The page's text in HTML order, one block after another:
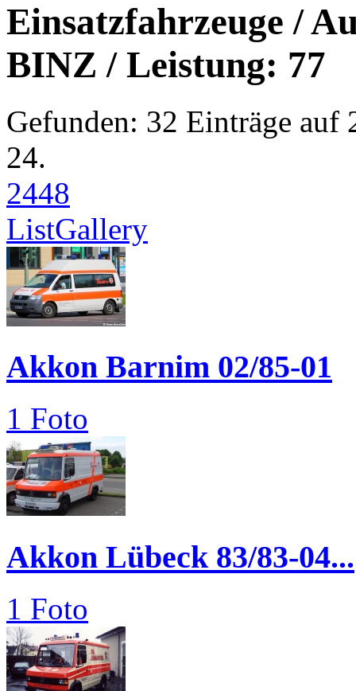
Einsatzfahrzeuge /
BINZ / Leistung: 77
Gefunden: 32 Einträge auf
24.
2448
ListGallery
Akkon Barnim 02/85-01
1 Foto
Akkon Lübeck 83/83-04...
1 Foto